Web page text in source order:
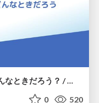
顧客の信頼を感じるのは、どんなときだろう？ / When do you feel a customer's trust?
0 520